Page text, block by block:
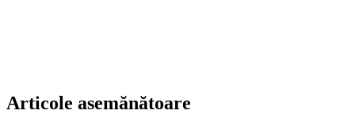
Articole asemănătoare